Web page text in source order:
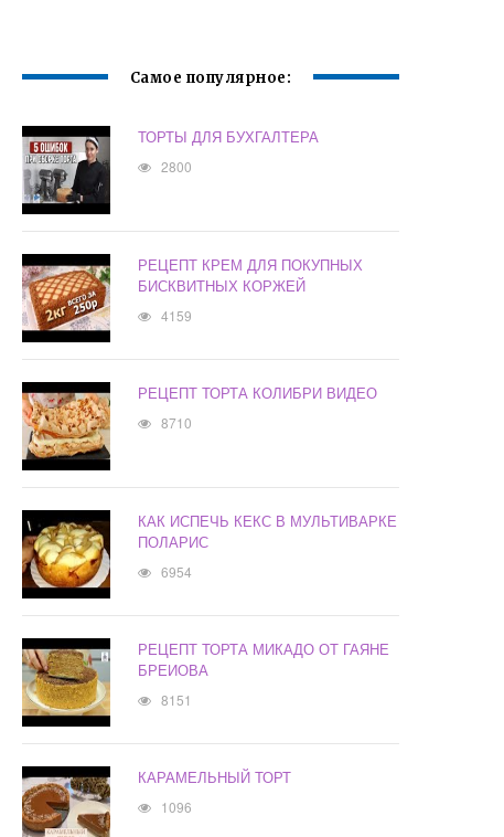
Самое популярное:
ТОРТЫ ДЛЯ БУХГАЛТЕРА
2800
РЕЦЕПТ КРЕМ ДЛЯ ПОКУПНЫХ
БИСКВИТНЫХ КОРЖЕЙ
4159
РЕЦЕПТ ТОРТА КОЛИБРИ ВИДЕО
8710
КАК ИСПЕЧЬ КЕКС В МУЛЬТИВАРКЕ
ПОЛАРИС
6954
РЕЦЕПТ ТОРТА МИКАДО ОТ ГАЯНЕ
БРЕИОВА
8151
КАРАМЕЛЬНЫЙ ТОРТ
1096